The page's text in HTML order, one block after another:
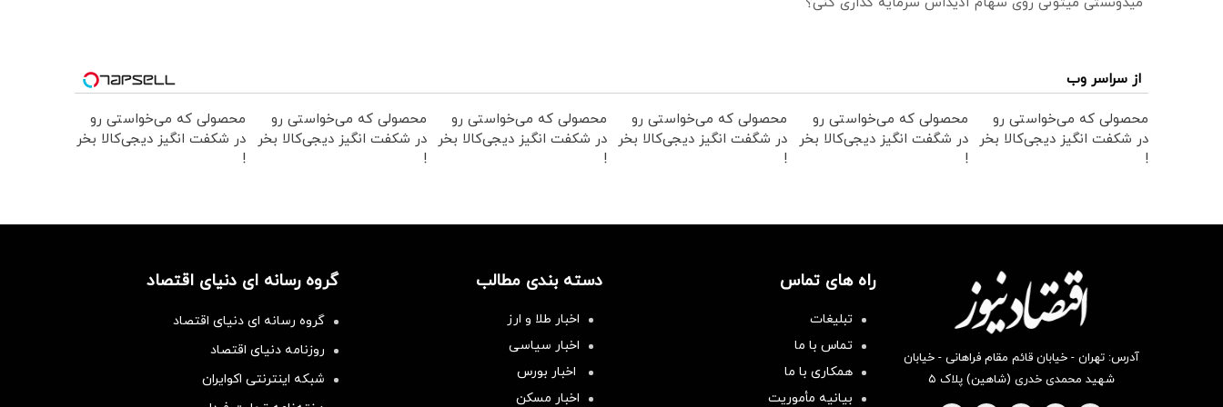
از سراسر وب
محصولی که می‌خواستی رو
در شکفت انگیز دیجی‌کالا بخر
!
محصولی که می‌خواستی رو
در شگفت انگیز دیجی‌کالا بخر
!
محصولی که می‌خواستی رو
در شگفت انگیز دیجی‌کالا بخر
!
محصولی که می‌خواستی رو
در شکفت انگیز دیجی‌کالا بخر
!
محصولی که می‌خواستی رو
در شکفت انگیز دیجی‌کالا بخر
!
محصولی که می‌خواستی رو
در شکفت انگیز دیجی‌کالا بخر
!
آدرس: تهران - خیابان قائم مقام فراهانی - خیابان
شهید محمدی خدری (شاهین) پلاک ۵
راه های تماس
تبلیغات
تماس با ما
همکاری با ما
بیانیه مأموریت
دسته بندی مطالب
اخبار طلا و ارز
اخبار سیاسی
اخبار بورس
اخبار مسکن
گروه رسانه ای دنیای اقتصاد
گروه رسانه ای دنیای اقتصاد
روزنامه دنیای اقتصاد
شبکه اینترنتی اکوایران